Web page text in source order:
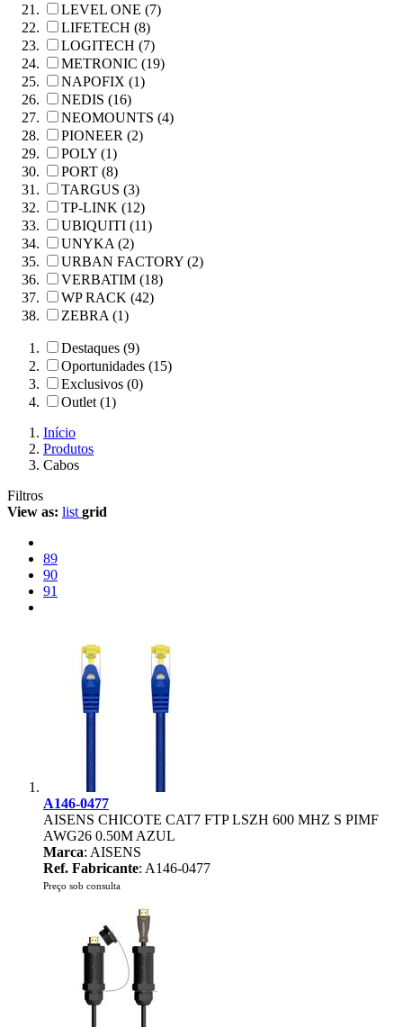
LEVEL ONE (7)
LIFETECH (8)
LOGITECH (7)
METRONIC (19)
NAPOFIX (1)
NEDIS (16)
NEOMOUNTS (4)
PIONEER (2)
POLY (1)
PORT (8)
TARGUS (3)
TP-LINK (12)
UBIQUITI (11)
UNYKA (2)
URBAN FACTORY (2)
VERBATIM (18)
WP RACK (42)
ZEBRA (1)
Destaques (9)
Oportunidades (15)
Exclusivos (0)
Outlet (1)
Início
Produtos
Cabos
Filtros
View as: list grid
89
90
91
A146-0477
AISENS CHICOTE CAT7 FTP LSZH 600 MHZ S PIMF
AWG26 0.50M AZUL
Marca: AISENS
Ref. Fabricante: A146-0477
Preço sob consulta